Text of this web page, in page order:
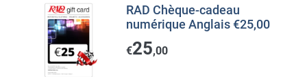
RAD Chèque-cadeau
numérique Anglais €25,00
€25,00